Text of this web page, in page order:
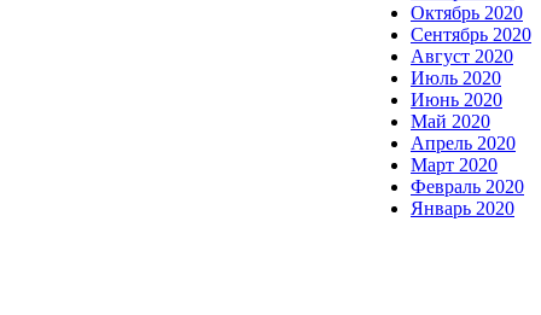
Октябрь 2020
Сентябрь 2020
Август 2020
Июль 2020
Июнь 2020
Май 2020
Апрель 2020
Март 2020
Февраль 2020
Январь 2020